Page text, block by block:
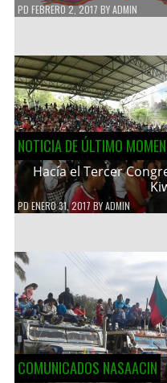
PD FEBRERO 2, 2017 BYADMIN
NOTICIA DE ÚLTIMO
Hacía el Tercer
PDENERO 31, 2017 BYADMIN
COMUNICADOS NASAACIN